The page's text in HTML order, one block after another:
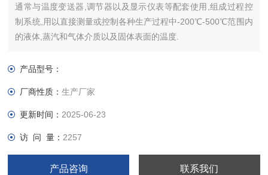
通常与温度变送器,调节器以及显示仪表等配套使用,组成过程控
制系统,用以直接测量或控制各种生产过程中-200℃-500℃范围内
的液体,蒸汽和气体介质以及固体表面的温度.
产品型号：
厂商性质：生产厂家
更新时间： 2025-06-23
访 问 量： 2257
产品咨询 联系我们